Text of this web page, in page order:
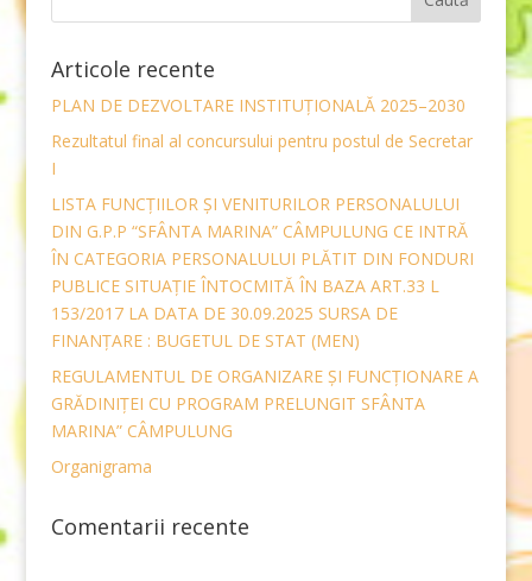
Articole recente
PLAN DE DEZVOLTARE INSTITUȚIONALĂ 2025–2030
Rezultatul final al concursului pentru postul de Secretar
I
LISTA FUNCŢIILOR ŞI VENITURILOR PERSONALULUI
DIN G.P.P “SFÂNTA MARINA” CÂMPULUNG CE INTRĂ
ÎN CATEGORIA PERSONALULUI PLĂTIT DIN FONDURI
PUBLICE SITUAŢIE ÎNTOCMITĂ ÎN BAZA ART.33 L
153/2017 LA DATA DE 30.09.2025 SURSA DE
FINANŢARE : BUGETUL DE STAT (MEN)
REGULAMENTUL DE ORGANIZARE ȘI FUNCŢIONARE A
GRĂDINIȚEI CU PROGRAM PRELUNGIT SFÂNTA
MARINA” CÂMPULUNG
Organigrama
Comentarii recente